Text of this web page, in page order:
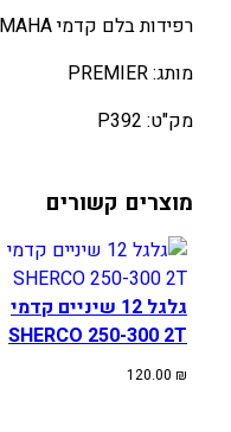
ל
ם
ד
Y
A
M
A
H
A
רפידות בלם קדמי YAMAHA
מותג: PREMIER
מק"ט: P392
מוצרים קשורים
גלגל 12 שיניים קדמי
SHERCO 250-300 2T
120.00 ₪